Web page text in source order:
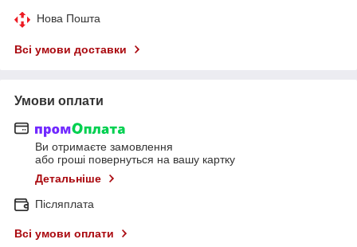
Нова Пошта
Всі умови доставки
Умови оплати
Ви отримаєте замовлення
або гроші повернуться на вашу картку
Детальніше
Післяплата
Всі умови оплати